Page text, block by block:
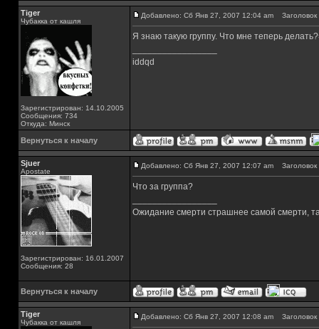
Tiger
Чубакка от кашля
Зарегистрирован: 14.10.2005
Сообщения: 734
Откуда: Минск
Добавлено: Сб Янв 27, 2007 12:04 am
Я знаю такую группу. Что мне теперь
iddqd
Вернуться к началу
Sjuer
Apostate
Зарегистрирован: 16.01.2007
Сообщения: 28
Добавлено: Сб Янв 27, 2007 12:07 am
Что за группа?
Ожидание смерти страшнее самой смерти,
Вернуться к началу
Tiger
Чубакка от кашля
Добавлено: Сб Янв 27, 2007 12:08 am